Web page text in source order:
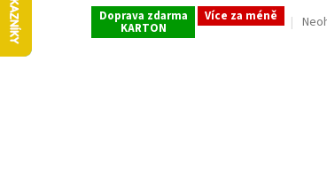
Doprava zdarma
KARTON
Více za méně